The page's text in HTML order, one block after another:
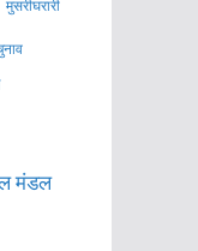
मुसरीघरारी
मंडल